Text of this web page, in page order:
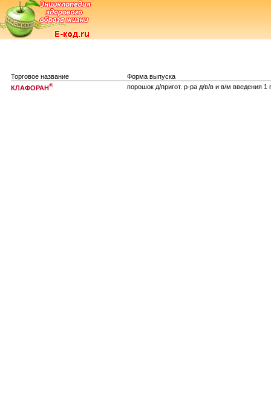
Торговое название
Форма выпуска
КЛАФОРАН® порошок д/пригот. р-ра д/в/в и в/м введения 1